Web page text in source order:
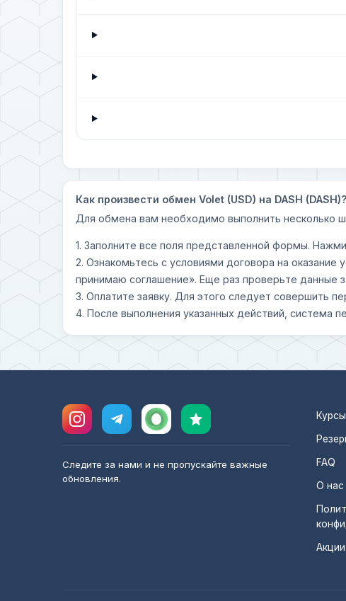
Как произвести обмен Volet (USD) на DASH (DASH)?
Для обмена вам необходимо выполнить несколько
1. Заполните все поля представленной формы.
2. Ознакомьтесь с условиями договора на
принимаю соглашение». Еще раз проверьте данные
3. Оплатите заявку. Для этого следует совершить
4. После выполнения указанных действий, система
Следите за нами и не пропускайте важные
обновления.
FAQ
О нас
Акции